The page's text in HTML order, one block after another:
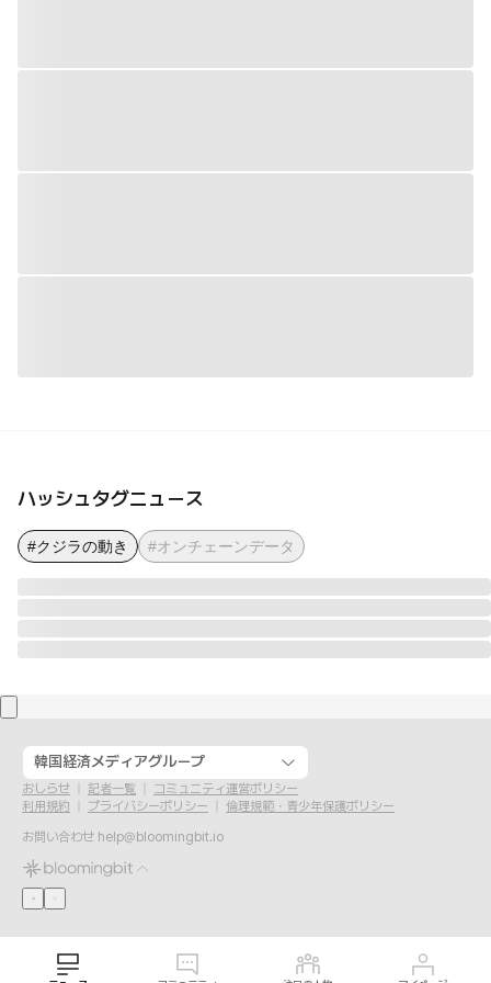
ハッシュタグニュース
#クジラの動き #オンチェーンデータ
韓国経済メディアグループ
おしらせ 記者一覧
コミュニティ運営ポリシー
利用規約
プライバシーポリシー
倫理規範・青少年保護ポリシー
お問い合わせ help@bloomingbit.io